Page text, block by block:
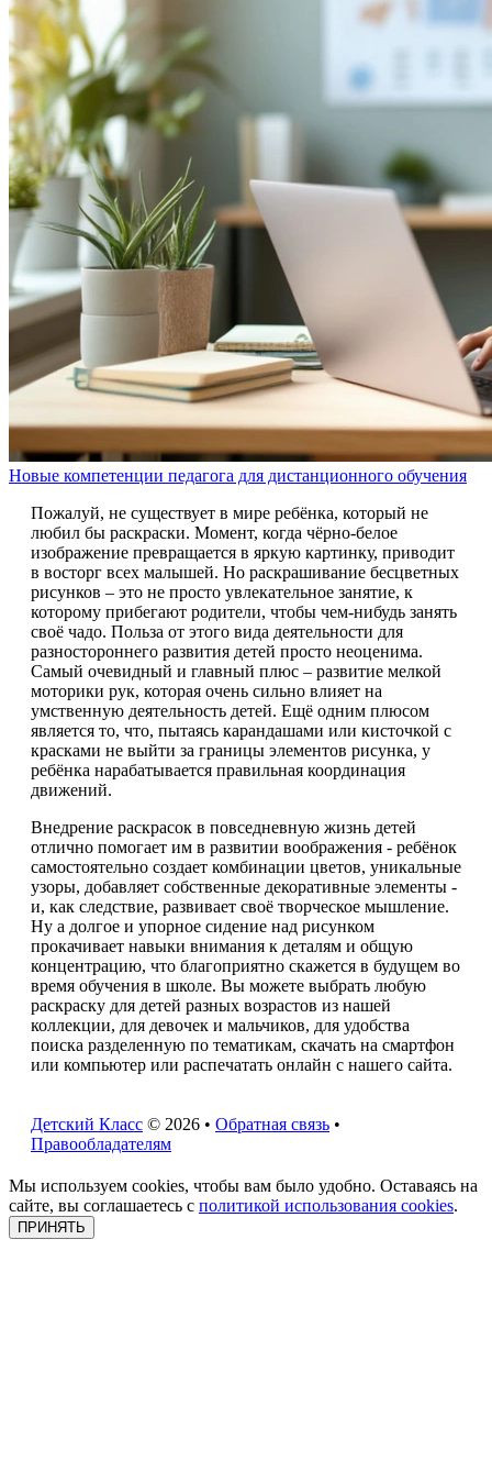
Новые компетенции педагога для дистанционного обучения
Пожалуй, не существует в мире ребёнка, который не
любил бы раскраски. Момент, когда чёрно-белое
изображение превращается в яркую картинку, приводит
в восторг всех малышей. Но раскрашивание бесцветных
рисунков – это не просто увлекательное занятие, к
которому прибегают родители, чтобы чем-нибудь занять
своё чадо. Польза от этого вида деятельности для
разностороннего развития детей просто неоценима.
Самый очевидный и главный плюс – развитие мелкой
моторики рук, которая очень сильно влияет на
умственную деятельность детей. Ещё одним плюсом
является то, что, пытаясь карандашами или кисточкой с
красками не выйти за границы элементов рисунка, у
ребёнка нарабатывается правильная координация
движений.
Внедрение раскрасок в повседневную жизнь детей
отлично помогает им в развитии воображения - ребёнок
самостоятельно создает комбинации цветов, уникальные
узоры, добавляет собственные декоративные элементы -
и, как следствие, развивает своё творческое мышление.
Ну а долгое и упорное сидение над рисунком
прокачивает навыки внимания к деталям и общую
концентрацию, что благоприятно скажется в будущем во
время обучения в школе. Вы можете выбрать любую
раскраску для детей разных возрастов из нашей
коллекции, для девочек и мальчиков, для удобства
поиска разделенную по тематикам, скачать на смартфон
или компьютер или распечатать онлайн с нашего сайта.
Детский Класс © 2026 • Обратная связь •
Правообладателям
Мы используем cookies, чтобы вам было удобно. Оставаясь на
сайте, вы соглашаетесь с политикой использования cookies.
ПРИНЯТЬ